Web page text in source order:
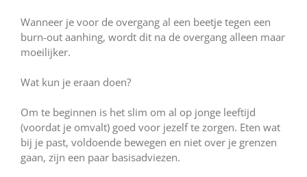
Wanneer je voor de overgang al een beetje tegen een
burn-out aanhing, wordt dit na de overgang alleen maar
moeilijker.
Wat kun je eraan doen?
Om te beginnen is het slim om al op jonge leeftijd
(voordat je omvalt) goed voor jezelf te zorgen. Eten wat
bij je past, voldoende bewegen en niet over je grenzen
gaan, zijn een paar basisadviezen.